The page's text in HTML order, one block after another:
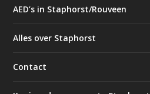
AED’s in Staphorst/Rouveen
Alles over Staphorst
Contact